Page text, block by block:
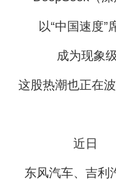
以“中国速度”
成为现象级
这股热潮也正在
近日
东风汽车、吉利